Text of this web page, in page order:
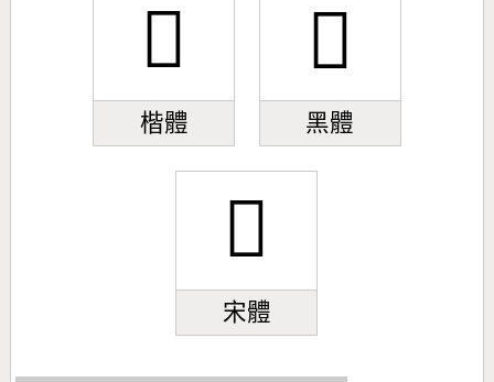
𧆕
楷體
𧆕
黑體
𧆕
宋體